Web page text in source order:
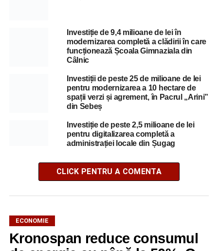
Investiție de 9,4 milioane de lei în
modernizarea completă a clădirii în care
funcționează Școala Gimnaziala din
Câlnic
Investiții de peste 25 de milioane de lei
pentru modernizarea a 10 hectare de
spații verzi și agrement, în Pacrul „Arini”
din Sebeș
Investiție de peste 2,5 milioane de lei
pentru digitalizarea completă a
administrației locale din Șugag
CLICK PENTRU A COMENTA
ECONOMIE
Kronospan reduce consumul